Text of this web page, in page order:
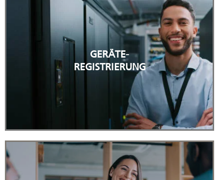
GERÄTE-
REGISTRIERUNG
REGISTRIEREN SIE HIER IHR GERÄT.
Mehr zum Thema